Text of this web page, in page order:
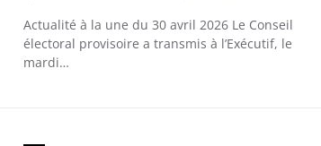
Actualité à la une du 30 avril 2026 Le Conseil
électoral provisoire a transmis à l’Exécutif, le
mardi…